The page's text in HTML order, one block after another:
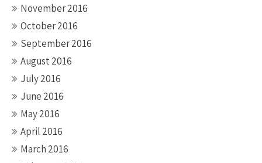
November 2016
October 2016
September 2016
August 2016
July 2016
June 2016
May 2016
April 2016
March 2016